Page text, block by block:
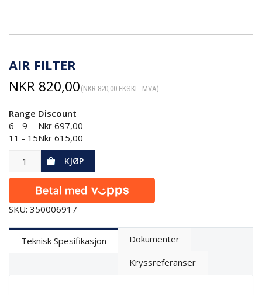
AIR FILTER
NKR 820,00 (NKR 820,00 EKSKL. MVA)
Range Discount
6 - 9
Nkr 697,00
11 - 15Nkr 615,00
KJØP
SKU: 350006917
Teknisk Spesifikasjon
Dokumenter
Kryssreferanser